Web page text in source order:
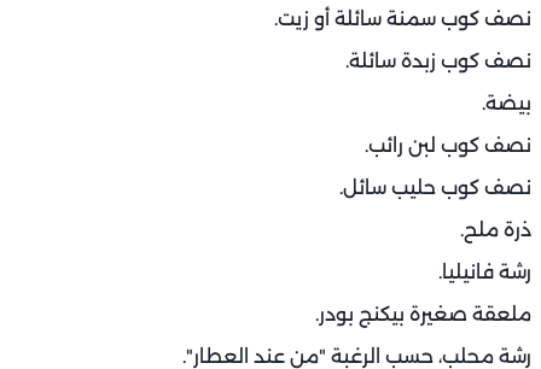
نصف كوب سمنة سائلة أو زيت.
نصف كوب زبدة سائلة.
بيضة.
نصف كوب لبن رائب.
نصف كوب حليب سائل.
ذرة ملح.
رشة فانيليا.
ملعقة صغيرة بيكنج بودر.
رشة محلب، حسب الرغبة "من عند العطار".